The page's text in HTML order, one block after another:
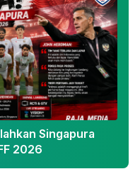
Singapura
2026